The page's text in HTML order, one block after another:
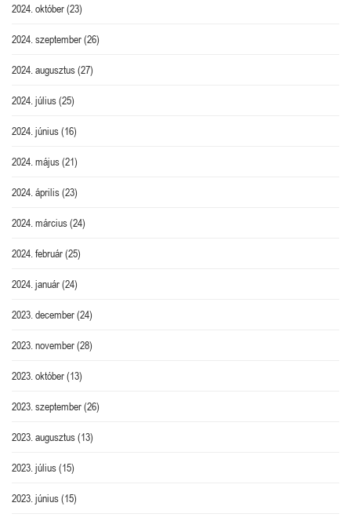
2024. október(23)
2024. szeptember(26)
2024. augusztus(27)
2024. július(25)
2024. június(16)
2024. május(21)
2024. április(23)
2024. március(24)
2024. február(25)
2024. január(24)
2023. december(24)
2023. november(28)
2023. október(13)
2023. szeptember(26)
2023. augusztus(13)
2023. július(15)
2023. június(15)